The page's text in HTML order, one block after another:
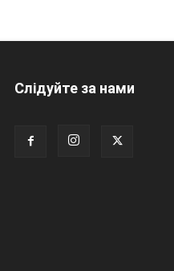
Слідуйте за нами